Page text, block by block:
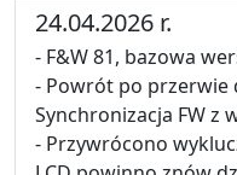
24.04.2026 r.
- F&W 81, bazowa
- Powrót po przerwie
Synchronizacja FW z
- Przywrócono